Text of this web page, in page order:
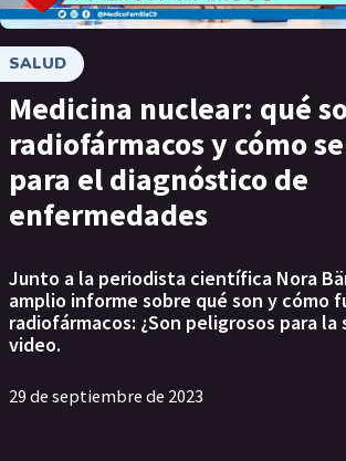
SALUD
Medicina nuclear: qué
radiofármacos y cómo
para el diagnóstico de
enfermedades
Junto a la periodista científica Nora
amplio informe sobre qué son y cómo
radiofármacos: ¿Son peligrosos para la
video.
29 de septiembre de 2023